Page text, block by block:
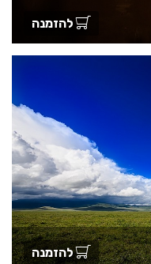
להזמנה
להזמנה